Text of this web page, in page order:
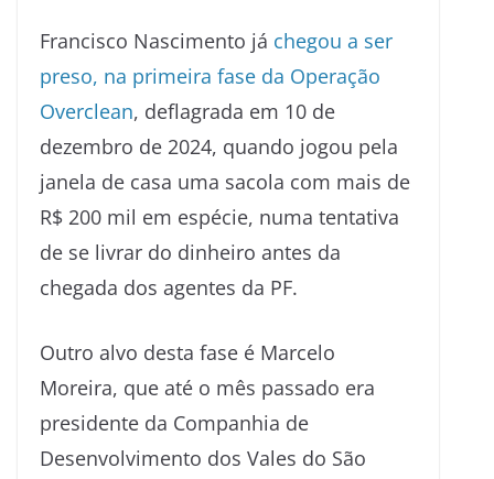
Francisco Nascimento já chegou a ser
preso, na primeira fase da Operação
Overclean, deflagrada em 10 de
dezembro de 2024, quando jogou pela
janela de casa uma sacola com mais de
R$ 200 mil em espécie, numa tentativa
de se livrar do dinheiro antes da
chegada dos agentes da PF.
Outro alvo desta fase é Marcelo
Moreira, que até o mês passado era
presidente da Companhia de
Desenvolvimento dos Vales do São